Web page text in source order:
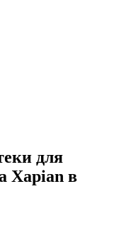
для
Xapian в